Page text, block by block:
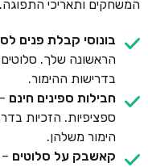
המשחקים ותאריכי התפוגה.
בונוסי קבלת פנים
בדרישות ההימור.
חבילות ספינים חינם
ספציפיות. הזכיות
הימור משלהן.
קאשבק על סלוטים